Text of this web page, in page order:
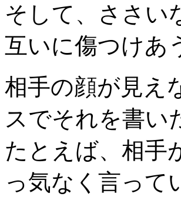
そして、ささい
互いに傷つけあ
相手の顔が見え
スでそれを書い
たとえば、相手
っ気なく言って